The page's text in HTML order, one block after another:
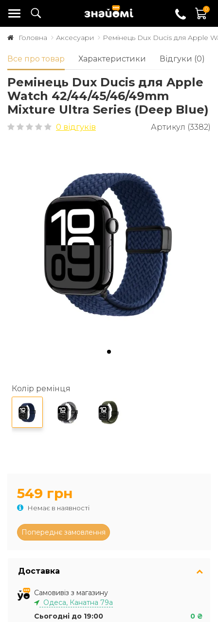
0
Головна Аксесуари Ремінець Dux Ducis для Apple
Все про товар Характеристики Відгуки (0)
Ремінець Dux Ducis для Apple
Watch 42/44/45/46/49mm
Mixture Ultra Series (Deep Blue)
0 відгуків Артикул (3382)
Колір ремінця
549 грн
Немає в наявності
Доставка
Самовивіз з магазину
Одеса, Канатна 79а
Сьогодні до 19:00
0 ₴